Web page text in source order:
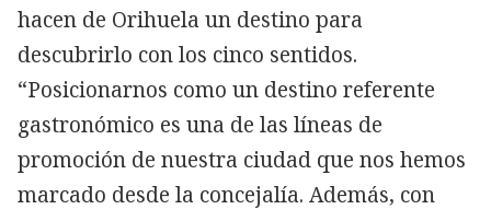
hacen de Orihuela un destino para
descubrirlo con los cinco sentidos.
“Posicionarnos como un destino referente
gastronómico es una de las líneas de
promoción de nuestra ciudad que nos hemos
marcado desde la concejalía. Además, con